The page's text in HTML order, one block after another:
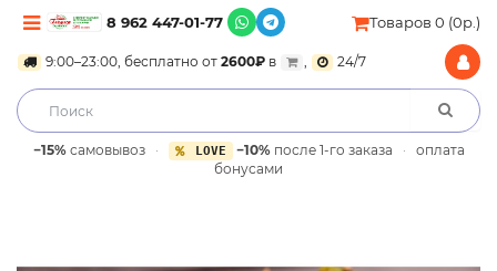
8 962 447-01-77 Товаров 0 (0р.)
9:00–23:00, бесплатно от 2600₽ в , 24/7
−15%самовывоз · LOVE −10%после 1-го заказа ·
оплата
бонусами